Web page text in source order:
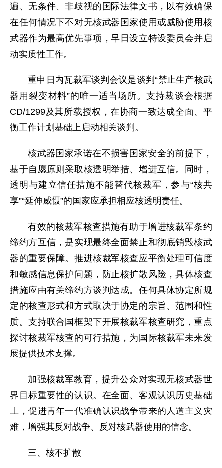
遍、无条件、非歧视的国际法律文书，以有效确保
在任何情况下不对无核武器国家使用或威胁使用核
武器作为最高优先事项，早日设立特设委员会并启
动实质性工作。
重申日内瓦裁军谈判会议是谈判“禁止生产核武
器用裂变材料”的唯一适当场所。支持裁谈会根据
CD/1299及其所载授权，在协商一致达成全面、平
衡工作计划基础上启动相关谈判。
核武器国家承诺在不损害国家安全的前提下，
基于自愿原则采取核透明举措、增进互信。同时，
透明与建立信任措施不能替代核裁军，参与“核共
享”“延伸威慑”的国家应承担相应核透明责任。
有效的核裁军核查措施有助于增进核裁军条约
缔约方互信，是实现最终全面禁止和彻底销毁核武
器的重要保障。推进核裁军核查应平衡处理可信度
和敏感信息保护问题，防止核扩散风险，具体核查
措施应由有关缔约方谈判达成。任何具体协定所规
定的核查形式和方式取决于协定的宗旨、范围和性
质。支持联合国框架下开展核裁军核查研究，重点
探讨核裁军核查的可行措施，为国际核裁军未来发
展提供技术支撑。
加强核裁军教育，提升公众对实现无核武器世
界目标重要性的认识。在全面、客观认识历史基础
上，促进青年一代准确认识战争带来的人道主义灾
难，增强其反对战争、反对核武器使用的信念。
三、核不扩散